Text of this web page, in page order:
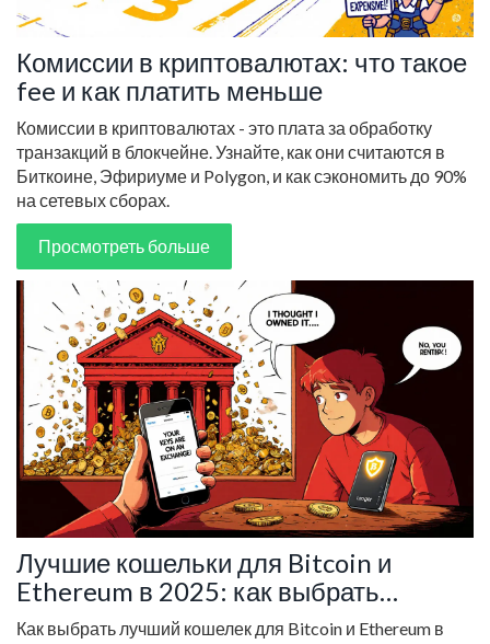
Комиссии в криптовалютах: что такое
fee и как платить меньше
Комиссии в криптовалютах - это плата за обработку
транзакций в блокчейне. Узнайте, как они считаются в
Биткоине, Эфириуме и Polygon, и как сэкономить до 90%
на сетевых сборах.
Просмотреть больше
Лучшие кошельки для Bitcoin и
Ethereum в 2025: как выбрать
надежное хранилище
Как выбрать лучший кошелек для Bitcoin и Ethereum в